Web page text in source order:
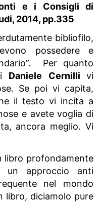
e i Consigli di
2014, pp.335
bibliofilo,
possedere e
Per quanto
Daniele Cernillivi
Se poi vi capita,
il testo vi incita a
e avete voglia di
ancora meglio. Vi
libro profondamente
un approccio anti
nel mondo
libro, diciamolo pure